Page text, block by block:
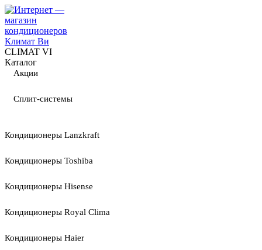
CLIMAT VI
Каталог
Акции
Сплит-системы
Кондиционеры Lanzkraft
Кондиционеры Toshiba
Кондиционеры Hisense
Кондиционеры Royal Clima
Кондиционеры Haier